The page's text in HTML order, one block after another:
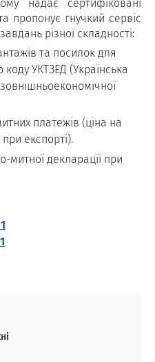
пропонує гнучкий сервіс
різної складності:
та посилок для
коду УКТЗЕД (Українська
платежів (ціна на
експорті).
декларації при